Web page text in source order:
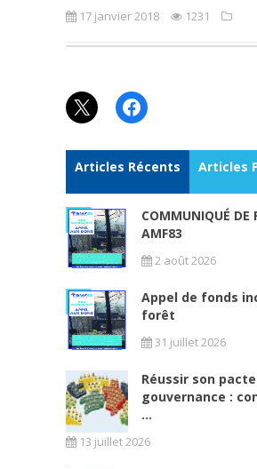
17 janvier 2018 1231
X Facebook
Articles Récents Articles
COMMUNIQUÉ DE
AMF83
2 août 2026
Appel de fonds
forêt
31 juillet 2026
Réussir son
gouvernance :
...
13 juillet 2026